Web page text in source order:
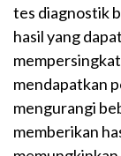
tes diagnostik
hasil yang
mendapatkan
mengurangi
memberikan